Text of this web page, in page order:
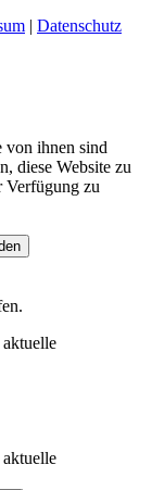
| Datenschutz
von ihnen sind
diese Website zu
Verfügung zu